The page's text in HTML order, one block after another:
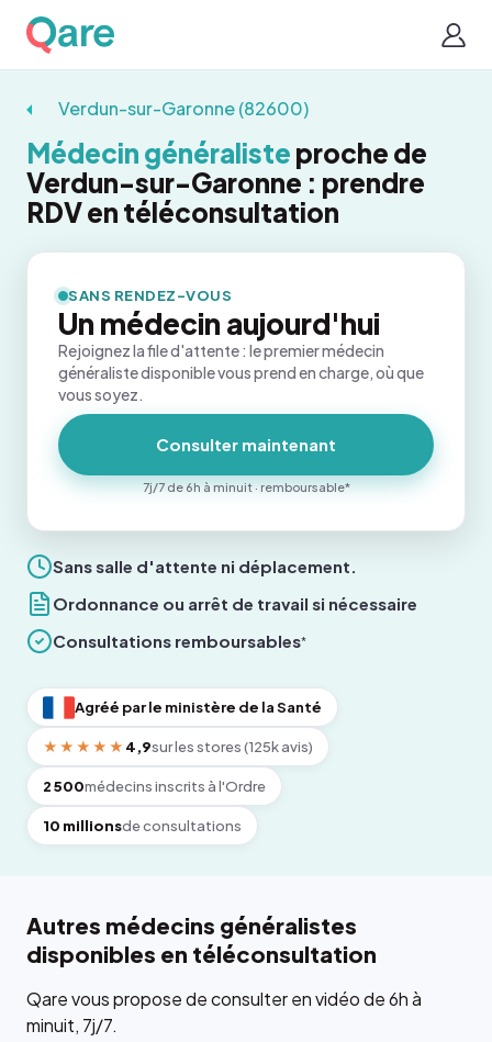
Verdun-sur-Garonne (82600)
Médecin généraliste proche de
Verdun-sur-Garonne : prendre
RDV en téléconsultation
Sans salle d'attente ni déplacement.
Ordonnance ou arrêt de travail si nécessaire
Consultations remboursables*
Agréé par le ministère de la Santé
★★★★★ 4,9sur les stores (125k avis)
2 500médecins inscrits à l'Ordre
10 millionsde consultations
SANS RENDEZ-VOUS
Un médecin aujourd'hui
Rejoignez la file d'attente : le premier médecin
généraliste disponible vous prend en charge, où que
vous soyez.
Consulter maintenant
7j/7 de 6h à minuit · remboursable*
Autres médecins généralistes
disponibles en téléconsultation
Qare vous propose de consulter en vidéo de 6h à
minuit, 7j/7.